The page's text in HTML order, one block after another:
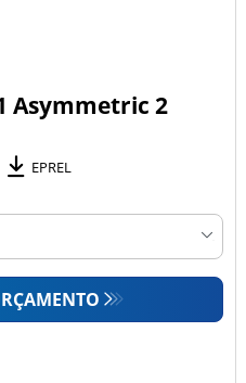
Asymmetric 2
EPREL